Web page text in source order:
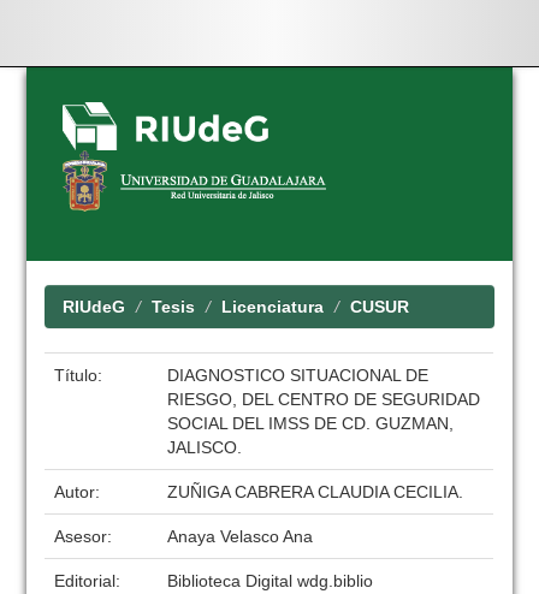
Skip
navigation
RIUdeG Tesis Licenciatura CUSUR
Título:
DIAGNOSTICO SITUACIONAL DE
RIESGO, DEL CENTRO DE SEGURIDAD
SOCIAL DEL IMSS DE CD. GUZMAN,
JALISCO.
Autor: ZUÑIGA CABRERA CLAUDIA CECILIA.
Asesor: Anaya Velasco Ana
Editorial:
Biblioteca Digital wdg.biblio